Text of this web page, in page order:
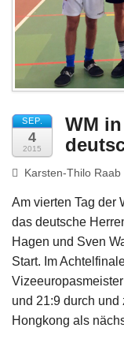
SEP.
4
2015
WM
Karsten-Thilo Raab
Am vierten Tag der
das deutsche
Hagen und Sven
Start. Im
und 21:9 durch
Hongkong als